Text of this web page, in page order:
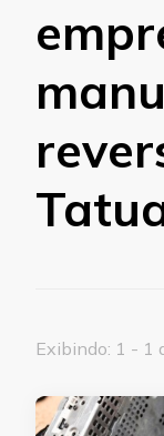
Exibindo: 1 - 1